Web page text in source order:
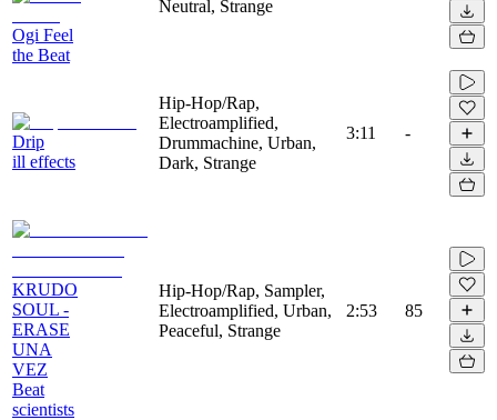
Ogi Feel
the Beat
Neutral, Strange
Drip
ill effects
Hip-Hop/Rap,
Electroamplified,
Drummachine, Urban,
Dark, Strange
3:11 -
KRUDO
SOUL -
ERASE
UNA
VEZ
Beat
scientists
Hip-Hop/Rap, Sampler,
Electroamplified, Urban,
Peaceful, Strange
2:53 85